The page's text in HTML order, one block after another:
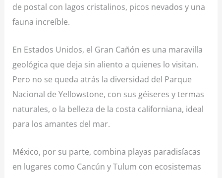
de postal con lagos cristalinos, picos nevados y una
fauna increíble.
En Estados Unidos, el Gran Cañón es una maravilla
geológica que deja sin aliento a quienes lo visitan.
Pero no se queda atrás la diversidad del Parque
Nacional de Yellowstone, con sus géiseres y termas
naturales, o la belleza de la costa californiana, ideal
para los amantes del mar.
México, por su parte, combina playas paradisíacas
en lugares como Cancún y Tulum con ecosistemas